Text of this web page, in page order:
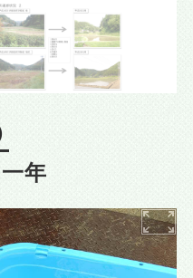
年